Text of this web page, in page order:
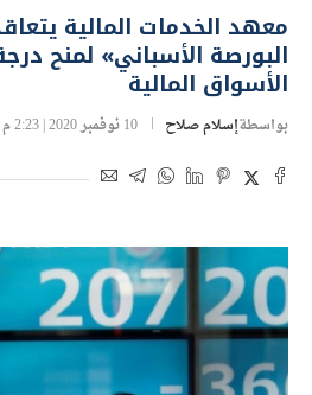
معهد الخدمات المالية
البورصة الأسباني» لمنح
الأسواق المالية
بواسطةإسلام صلاح 10 نوفمبر 2020 | 2:23 م